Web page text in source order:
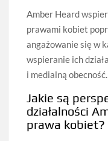
Amber Heard
prawami kobiet
angażowanie się w
wspieranie ich
i medialną obecność.
Jakie są
działalności
prawa kobiet?